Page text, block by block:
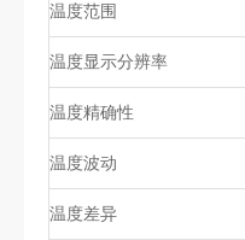
温度范围
温度显示分辨率
温度精确性
温度波动
温度差异